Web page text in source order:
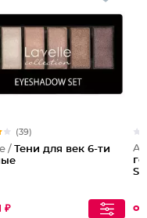
(39)
/ Тени для век 6-ти
₽